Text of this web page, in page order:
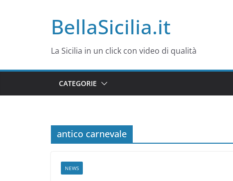
BellaSicilia.it
La Sicilia in un click con video di qualità
CATEGORIE
antico carnevale
NEWS